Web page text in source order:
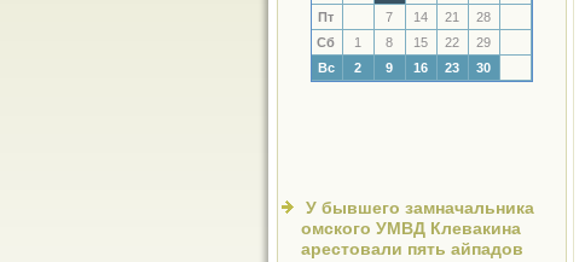
Пт
7 14 21
28
Сб
1 8 15 22
29
Вс
2 9 16 23 30
У бывшего замначальника
омского УМВД Клевакина
арестовали пять айпадов